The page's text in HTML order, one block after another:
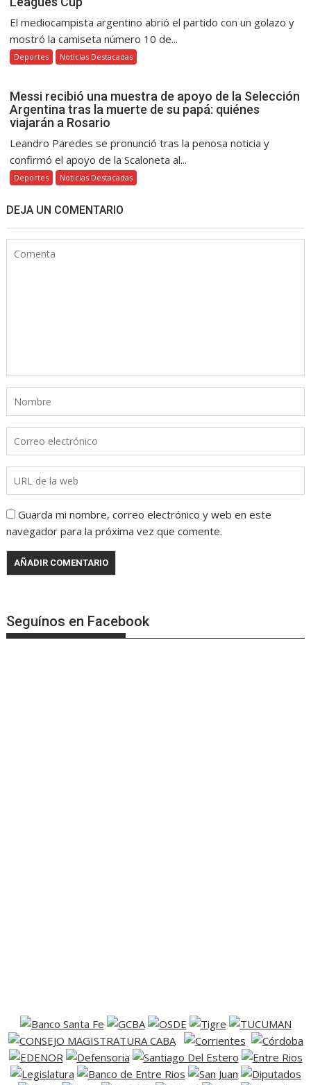
El mediocampista argentino abrió el partido con un golazo y
mostró la camiseta número 10 de...
Deportes Noticias Destacadas
Messi recibió una muestra de apoyo de la Selección
Argentina tras la muerte de su papá: quiénes
viajarán a Rosario
Leandro Paredes se pronunció tras la penosa noticia y
confirmó el apoyo de la Scaloneta al...
Deportes Noticias Destacadas
DEJA UN COMENTARIO
Guarda mi nombre, correo electrónico y web en este
navegador para la próxima vez que comente.
Seguínos en Facebook